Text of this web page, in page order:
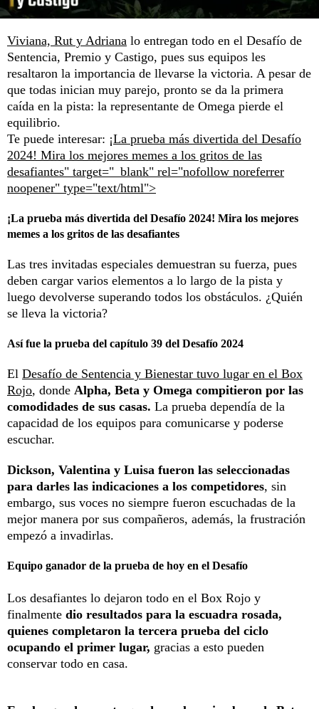
Viviana, Rut y Adriana lo entregan todo en el Desafío de
Sentencia, Premio y Castigo, pues sus equipos les
resaltaron la importancia de llevarse la victoria. A pesar de
que todas inician muy parejo, pronto se da la primera
caída en la pista: la representante de Omega pierde el
equilibrio.
Te puede interesar: ¡La prueba más divertida del Desafío
2024! Mira los mejores memes a los gritos de las
desafiantes" target="_blank" rel="nofollow noreferrer
noopener" type="text/html">
¡La prueba más divertida del Desafío 2024! Mira los mejores
memes a los gritos de las desafiantes
Las tres invitadas especiales demuestran su fuerza, pues
deben cargar varios elementos a lo largo de la pista y
luego devolverse superando todos los obstáculos. ¿Quién
se lleva la victoria?
Así fue la prueba del capítulo 39 del Desafío 2024
El Desafío de Sentencia y Bienestar tuvo lugar en el Box
Rojo, donde Alpha, Beta y Omega compitieron por las
comodidades de sus casas. La prueba dependía de la
capacidad de los equipos para comunicarse y poderse
escuchar.
Dickson, Valentina y Luisa fueron las seleccionadas
para darles las indicaciones a los competidores, sin
embargo, sus voces no siempre fueron escuchadas de la
mejor manera por sus compañeros, además, la frustración
empezó a invadirlas.
Equipo ganador de la prueba de hoy en el Desafío
Los desafiantes lo dejaron todo en el Box Rojo y
finalmente dio resultados para la escuadra rosada,
quienes completaron la tercera prueba del ciclo
ocupando el primer lugar, gracias a esto pueden
conservar todo en casa.